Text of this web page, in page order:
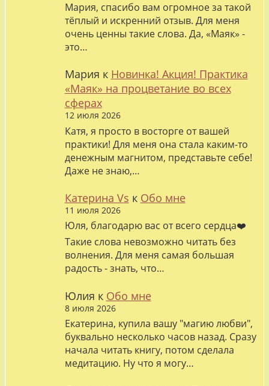
Мария, спасибо вам огромное за такой
тёплый и искренний отзыв. Для меня
очень ценны такие слова. Да, «Маяк» -
это…
Мария к Новинка! Акция! Практика
«Маяк» на процветание во всех
сферах
12 июля 2026
Катя, я просто в восторге от вашей
практики! Для меня она стала каким-то
денежным магнитом, представьте себе!
Даже не знаю,…
Катерина Vs к Обо мне
11 июля 2026
Юля, благодарю вас от всего сердца❤️
Такие слова невозможно читать без
волнения. Для меня самая большая
радость - знать, что…
Юлия к Обо мне
8 июля 2026
Екатерина, купила вашу "магию любви",
буквально несколько часов назад. Сразу
начала читать книгу, потом сделала
медитацию. Ну что я могу…